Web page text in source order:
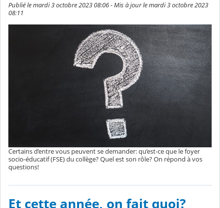
Publié le mardi 3 octobre 2023 08:06 - Mis à jour le mardi 3 octobre 2023
08:11
Certains d’entre vous peuvent se demander: qu’est-ce que le foyer
socio-éducatif (FSE) du collège? Quel est son rôle? On répond à vos
questions!
Et cette année, on fait quoi?